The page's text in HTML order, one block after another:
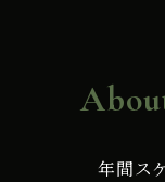
年間ス